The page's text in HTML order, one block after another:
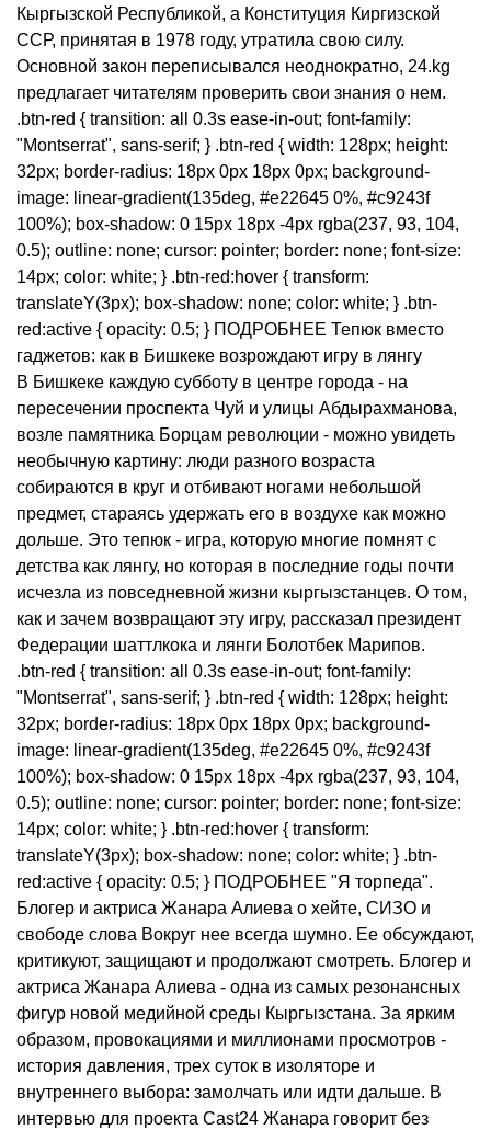
Кыргызской Республикой, а Конституция Киргизской
ССР, принятая в 1978 году, утратила свою силу.
Основной закон переписывался неоднократно, 24.kg
предлагает читателям проверить свои знания о нем.
.btn-red { transition: all 0.3s ease-in-out; font-family:
"Montserrat", sans-serif; } .btn-red { width: 128px; height:
32px; border-radius: 18px 0px 18px 0px; background-
image: linear-gradient(135deg, #e22645 0%, #c9243f
100%); box-shadow: 0 15px 18px -4px rgba(237, 93, 104,
0.5); outline: none; cursor: pointer; border: none; font-size:
14px; color: white; } .btn-red:hover { transform:
translateY(3px); box-shadow: none; color: white; } .btn-
red:active { opacity: 0.5; } ПОДРОБНЕЕ Тепюк вместо
гаджетов: как в Бишкеке возрождают игру в лянгу
В Бишкеке каждую субботу в центре города - на
пересечении проспекта Чуй и улицы Абдырахманова,
возле памятника Борцам революции - можно увидеть
необычную картину: люди разного возраста
собираются в круг и отбивают ногами небольшой
предмет, стараясь удержать его в воздухе как можно
дольше. Это тепюк - игра, которую многие помнят с
детства как лянгу, но которая в последние годы почти
исчезла из повседневной жизни кыргызстанцев. О том,
как и зачем возвращают эту игру, рассказал президент
Федерации шаттлкока и лянги Болотбек Марипов.
.btn-red { transition: all 0.3s ease-in-out; font-family:
"Montserrat", sans-serif; } .btn-red { width: 128px; height:
32px; border-radius: 18px 0px 18px 0px; background-
image: linear-gradient(135deg, #e22645 0%, #c9243f
100%); box-shadow: 0 15px 18px -4px rgba(237, 93, 104,
0.5); outline: none; cursor: pointer; border: none; font-size:
14px; color: white; } .btn-red:hover { transform:
translateY(3px); box-shadow: none; color: white; } .btn-
red:active { opacity: 0.5; } ПОДРОБНЕЕ "Я торпеда".
Блогер и актриса Жанара Алиева о хейте, СИЗО и
свободе слова Вокруг нее всегда шумно. Ее обсуждают,
критикуют, защищают и продолжают смотреть. Блогер и
актриса Жанара Алиева - одна из самых резонансных
фигур новой медийной среды Кыргызстана. За ярким
образом, провокациями и миллионами просмотров -
история давления, трех суток в изоляторе и
внутреннего выбора: замолчать или идти дальше. В
интервью для проекта Cast24 Жанара говорит без